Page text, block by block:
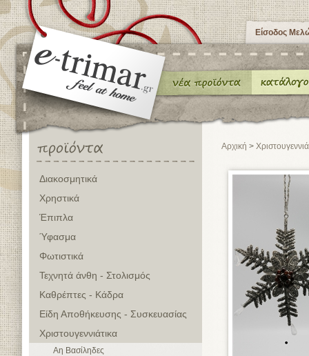
Είσοδος
Διακοσμητικά
Χρηστικά
Έπιπλα
Ύφασμα
Φωτιστικά
Τεχνητά άνθη - Στολισμός
Καθρέπτες - Κάδρα
Είδη Αποθήκευσης - Συσκευασίας
Χριστουγεννιάτικα
Αη Βασίληδες
Αρχική >